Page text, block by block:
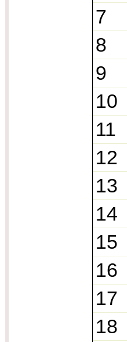
7
8
9
10
11
12
13
14
15
16
17
18